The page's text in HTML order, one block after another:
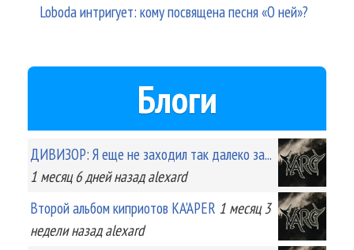
Loboda интригует: кому посвящена песня «О ней»?
Блоги
ДИВИЗОР: Я еще не заходил так далеко за...
1 месяц 6 днейназад alexard
Второй альбом киприотов KA'APER 1 месяц 3
неделиназад alexard